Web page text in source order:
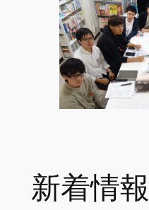
新着情報